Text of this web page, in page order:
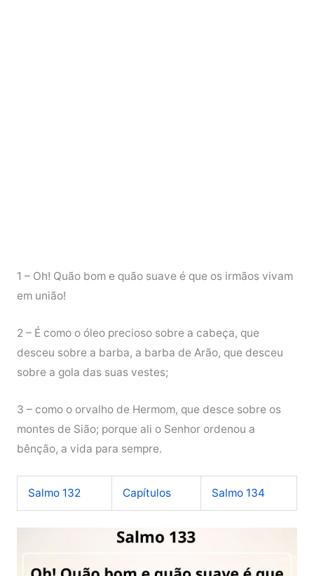
1 – Oh! Quão bom e quão suave é que os irmãos vivam
em união!
2 – É como o óleo precioso sobre a cabeça, que
desceu sobre a barba, a barba de Arão, que desceu
sobre a gola das suas vestes;
3 – como o orvalho de Hermom, que desce sobre os
montes de Sião; porque ali o Senhor ordenou a
bênção, a vida para sempre.
Salmo 132 Capítulos Salmo 134